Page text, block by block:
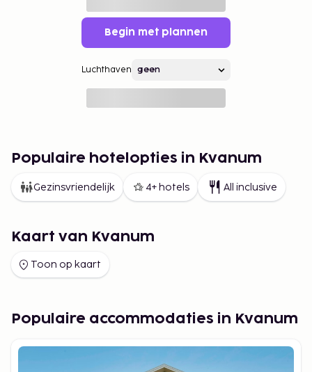
Begin met plannen
Luchthaven
Populaire hotelopties in Kvanum
Gezinsvriendelijk 4+ hotels All inclusive
Kaart van Kvanum
Toon op kaart
Populaire accommodaties in Kvanum